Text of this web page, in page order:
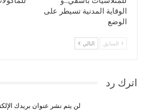
الوقاية المدنية تسيطر على
الوضع
السابق التالي
اترك رد
لن يتم نشر عنوان بريدك